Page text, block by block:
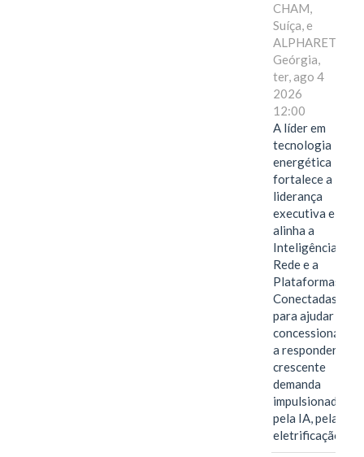
CHAM,
Suíça, e
ALPHARETTA,
Geórgia,
ter, ago 4
2026
12:00
A líder em
tecnologia
energética
fortalece a
liderança
executiva e
alinha a
Inteligência de
Rede e a
Plataformas
Conectadas
para ajudar as
concessionárias
a responder à
crescente
demanda
impulsionada
pela IA, pela
eletrificação…